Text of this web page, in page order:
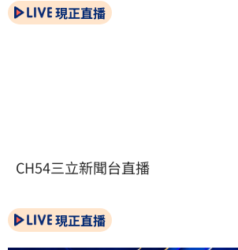
現正直播
CH54三立新聞台直播
現正直播